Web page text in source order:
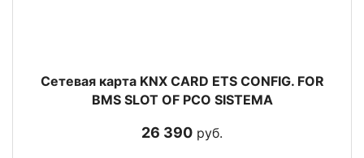
Сетевая карта KNX CARD ETS CONFIG. FOR
BMS SLOT OF PCO SISTEMA
26 390 руб.